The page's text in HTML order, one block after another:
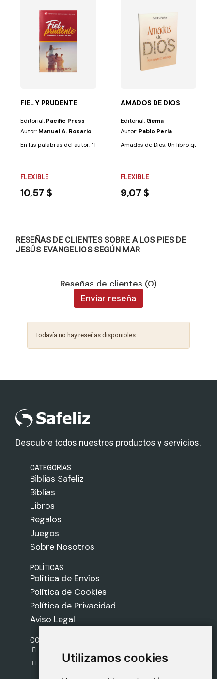
Utilizamos cookies
Utilizamos cookies
(SEGUNDA VENIDA
fiesta de temas que hacen reflexionar desde el...
FIEL Y PRUDENTE
Editorial: Pacific Press
Autor: Manuel A. Rosario
En las palabras del autor: “Todos tenemos la gran responsabilidad de
FLEXIBLE
10,57 $
AMADOS DE DIOS
Editorial: Gema
Autor: Pablo Perla
Amados de Dios. Un libro que
FLEXIBLE
9,07 $
RESEÑAS DE CLIENTES SOBRE A LOS PIES DE
JESÚS EVANGELIOS SEGÚN MAR
Reseñas de clientes (0)
Enviar reseña
Todavía no hay reseñas disponibles.
Descubre todos nuestros productos y servicios.
CATEGORÍAS
Biblias Safeliz
Biblias
Libros
Regalos
Juegos
Sobre Nosotros
POLÍTICAS
Política de Envíos
Política de Cookies
Política de Privacidad
Aviso Legal
CONTACTO
C. del Pradillo, 6, 28770 Colmenar Viejo,
Madrid